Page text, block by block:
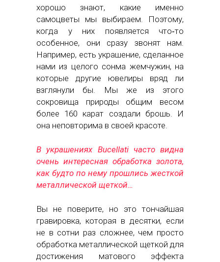
хорошо знают, какие именно
самоцветы мы выбираем. Поэтому,
когда у них появляется что‑то
особенное, они сразу звонят нам.
Например, есть украшение, сделанное
нами из целого сонма жемчужин, на
которые другие ювелиры вряд ли
взглянули бы. Мы же из этого
сокровища природы общим весом
более 160 карат создали брошь. И
она неповторима в своей красоте.
В украшениях Bucellati часто видна
очень интересная обработка золота,
как будто по нему прошлись жесткой
металлической щеткой…
Вы не поверите, но это тончайшая
гравировка, которая в десятки, если
не в сотни раз сложнее, чем просто
обработка металлической щеткой для
достижения матового эффекта